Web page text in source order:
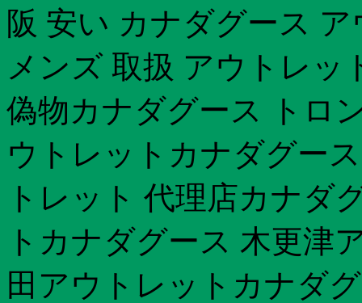
阪 安い カナダグース
メンズ 取扱 アウトレ
偽物カナダグース トロ
ウトレットカナダグー
トレット 代理店カナダ
トカナダグース 木更津
田アウトレットカナダ